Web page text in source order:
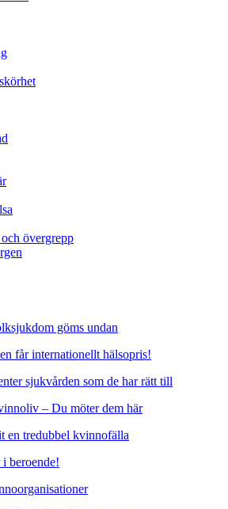
övergrepp
göms undan
får internationellt hälsopris!
sjukvården som de har rätt till
– Du möter dem här
en tredubbel kvinnofälla
beroende!